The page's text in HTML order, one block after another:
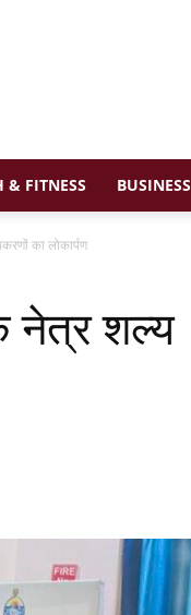
& FITNESS BUSINESS
का लोकार्पण
नेत्र शल्य